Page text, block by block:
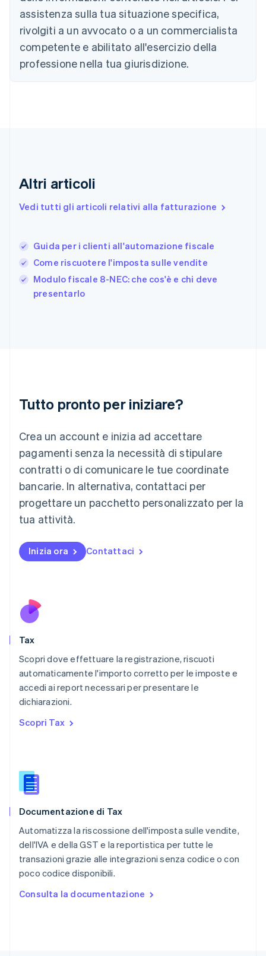
assistenza sulla tua situazione specifica,
rivolgiti a un avvocato o a un commercialista
competente e abilitato all'esercizio della
professione nella tua giurisdizione.
Altri articoli
Vedi tutti gli articoli relativi alla fatturazione
Guida per i clienti all'automazione fiscale
Come riscuotere l'imposta sulle vendite
Modulo fiscale 8-NEC: che cos'è e chi deve
presentarlo
Tutto pronto per iniziare?
Crea un account e inizia ad accettare
pagamenti senza la necessità di stipulare
contratti o di comunicare le tue coordinate
bancarie. In alternativa, contattaci per
progettare un pacchetto personalizzato per la
tua attività.
Inizia ora Contattaci
Tax
Scopri dove effettuare la registrazione, riscuoti
automaticamente l'importo corretto per le imposte e
accedi ai report necessari per presentare le
dichiarazioni.
Scopri Tax
Documentazione di Tax
Automatizza la riscossione dell'imposta sulle vendite,
dell'IVA e della GST e la reportistica per tutte le
transazioni grazie alle integrazioni senza codice o con
poco codice disponibili.
Consulta la documentazione
Canada
EnglishFrançais
Cina continentale
简体中文English
Cipro
Finlandia
Francia
DeutschEnglish
Giappone
Gibilterra
English
Lettonia
English
DeutschEnglish
Lituania
Français DeutschEnglish
Malaysia
English 简体中文
Malta
Messico
EspañolEnglish
English
Paesi Bassi
English
Portogallo
RAS di Hong Kong, Cina
English简体中文
Regno Unito
English
English
Singapore
Slovacchia
English
Slovenia
Spagna
EspañolEnglish
English Español简体中文